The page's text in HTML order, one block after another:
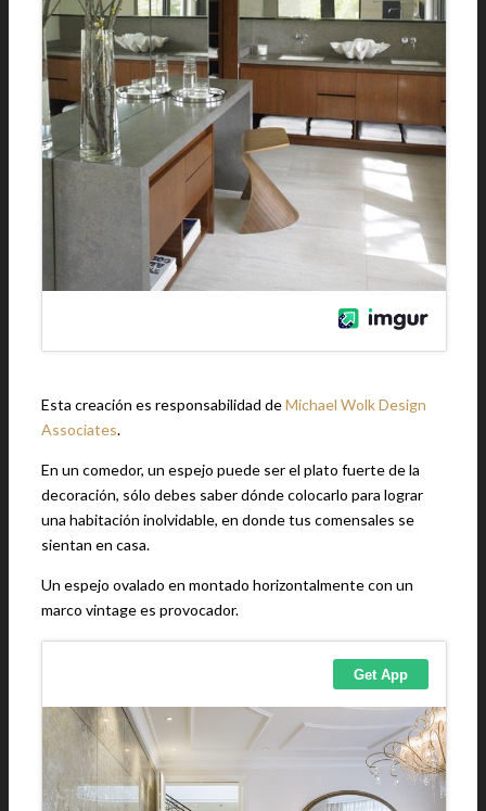
Esta creación es responsabilidad deMichael Wolk Design
Associates.
En un comedor, un espejo puede ser el plato fuerte de la
decoración, sólo debes saber dónde colocarlo para lograr
una habitación inolvidable, en donde tus comensales se
sientan en casa.
Un espejo ovalado en montado horizontalmente con un
marco vintage es provocador.